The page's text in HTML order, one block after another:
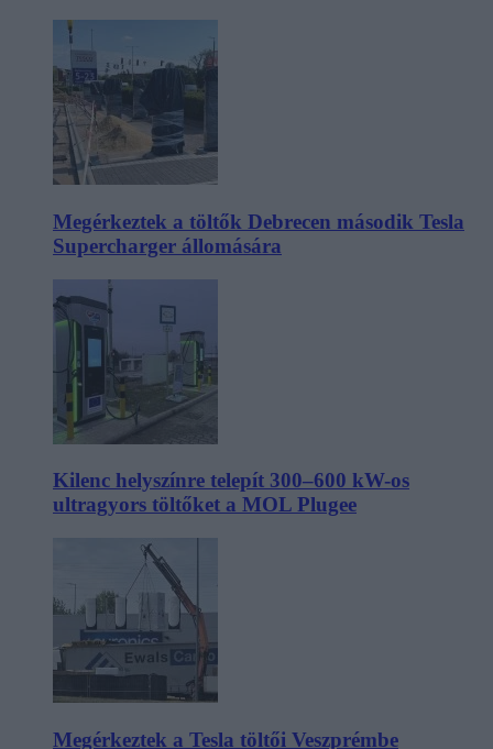
Megérkeztek a töltők Debrecen második Tesla
Supercharger állomására
Kilenc helyszínre telepít 300–600 kW-os
ultragyors töltőket a MOL Plugee
Megérkeztek a Tesla töltői Veszprémbe